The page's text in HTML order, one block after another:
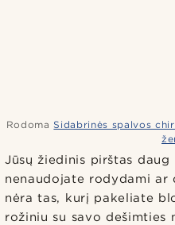
Rodoma Sidabrinės spalvos
Jūsų žiedinis pirštas
nenaudojate rodydami ar
nėra tas, kurį pakeliate
rožiniu su savo dešimties